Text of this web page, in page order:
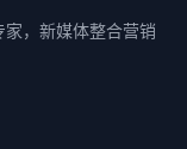
家，新媒体整合营销